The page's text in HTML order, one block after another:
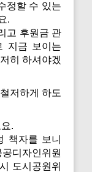
정할 수 있는
.
고 후원금 관
지금 보이는
히 하셔야겠
저하게 하도
.
책자를 보니
디자인위원
도시공원위